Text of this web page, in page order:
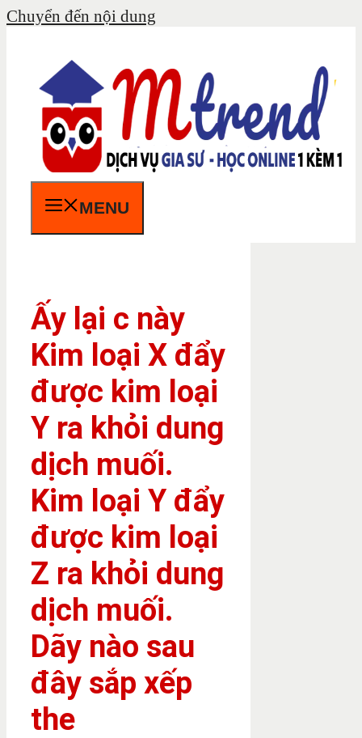
Chuyển đến nội dung
MENU
Ấy lại c này
Kim loại X đẩy
được kim loại
Y ra khỏi dung
dịch muối.
Kim loại Y đẩy
được kim loại
Z ra khỏi dung
dịch muối.
Dãy nào sau
đây sắp xếp
the